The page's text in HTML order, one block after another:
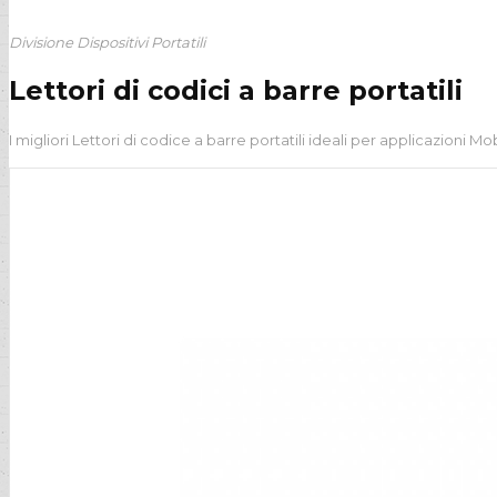
Divisione Dispositivi Portatili
Lettori di codici a barre portatili
I migliori Lettori di codice a barre portatili ideali per applicazioni